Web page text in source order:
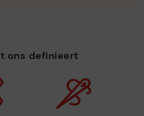
ons definieert